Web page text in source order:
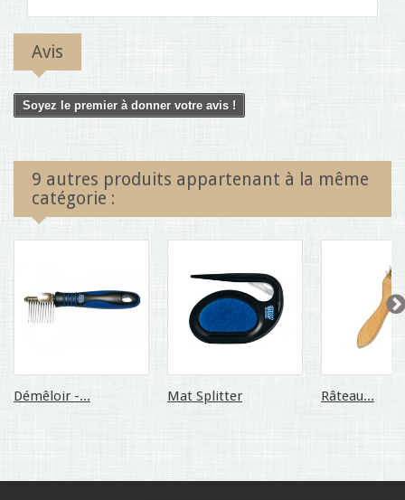
Avis
Soyez le premier à donner votre avis !
9 autres produits appartenant à la même
catégorie :
Démêloir -... Mat Splitter Râteau...